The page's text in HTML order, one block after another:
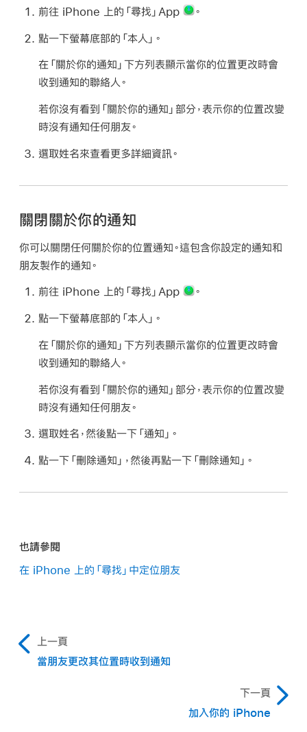
前往 iPhone 上的「尋找」App 。
點一下螢幕底部的「本人」。
在「關於你的通知」下方列表顯示當你的位置更改時會
收到通知的聯絡人。
若你沒有看到「關於你的通知」部分，表示你的位置改變
時沒有通知任何朋友。
選取姓名來查看更多詳細資訊。
關閉關於你的通知
你可以關閉任何關於你的位置通知。這包含你設定的通知和
朋友製作的通知。
前往 iPhone 上的「尋找」App 。
點一下螢幕底部的「本人」。
在「關於你的通知」下方列表顯示當你的位置更改時會
收到通知的聯絡人。
若你沒有看到「關於你的通知」部分，表示你的位置改變
時沒有通知任何朋友。
選取姓名，然後點一下「通知」。
點一下「刪除通知」，然後再點一下「刪除通知」。
也請參閱
在 iPhone 上的「尋找」中定位朋友
上一頁
當朋友更改其位置時收到通知
下一頁
加入你的 iPhone